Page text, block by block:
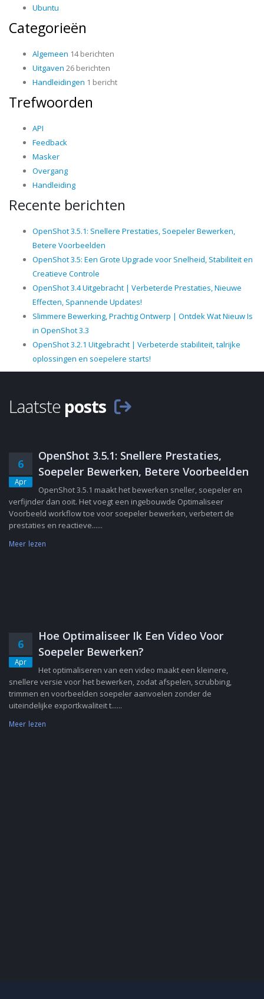
Ubuntu
Categorieën
Algemeen 14 berichten
Uitgaven 26 berichten
Handleidingen 1 bericht
Trefwoorden
API
Feedback
Masker
Overgang
Handleiding
Recente berichten
OpenShot 3.5.1: Snellere Prestaties, Soepeler Bewerken,
Betere Voorbeelden
OpenShot 3.5: Een Grote Upgrade voor Snelheid, Stabiliteit en
Creatieve Controle
OpenShot 3.4 Uitgebracht | Verbeterde Prestaties, Nieuwe
Effecten, Spannende Updates!
Slimmere Bewerking, Prachtig Ontwerp | Ontdek Wat Nieuw Is
in OpenShot 3.3
OpenShot 3.2.1 Uitgebracht | Verbeterde stabiliteit, talrijke
oplossingen en soepelere starts!
Laatste posts
6
Apr
OpenShot 3.5.1: Snellere Prestaties,
Soepeler Bewerken, Betere Voorbeelden
OpenShot 3.5.1 maakt het bewerken sneller, soepeler en
verfijnder dan ooit. Het voegt een ingebouwde Optimaliseer
Voorbeeld workflow toe voor soepeler bewerken, verbetert de
prestaties en reactieve......
Meer lezen
6
Apr
Hoe Optimaliseer Ik Een Video Voor
Soepeler Bewerken?
Het optimaliseren van een video maakt een kleinere,
snellere versie voor het bewerken, zodat afspelen, scrubbing,
trimmen en voorbeelden soepeler aanvoelen zonder de
uiteindelijke exportkwaliteit t......
Meer lezen